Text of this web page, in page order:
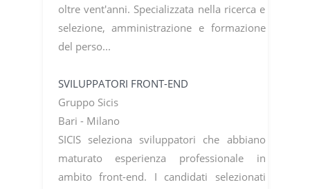
oltre vent'anni. Specializzata nella ricerca e
selezione, amministrazione e formazione
del perso...
SVILUPPATORI FRONT-END
Gruppo Sicis
Bari - Milano
SICIS seleziona sviluppatori che abbiano
maturato esperienza professionale in
ambito front-end. I candidati selezionati